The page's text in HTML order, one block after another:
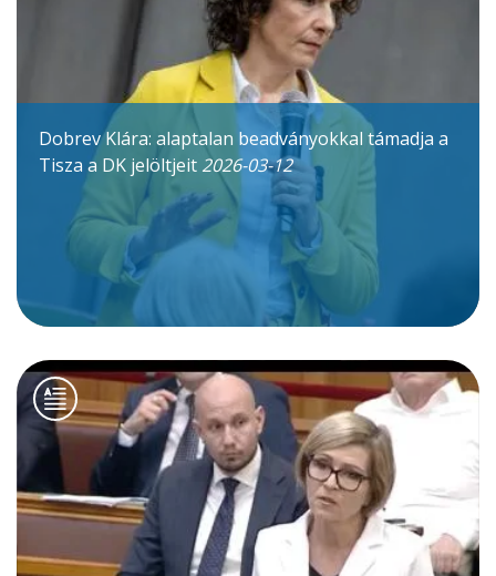
Dobrev Klára: alaptalan beadványokkal támadja a
Tisza a DK jelöltjeit 2026-03-12